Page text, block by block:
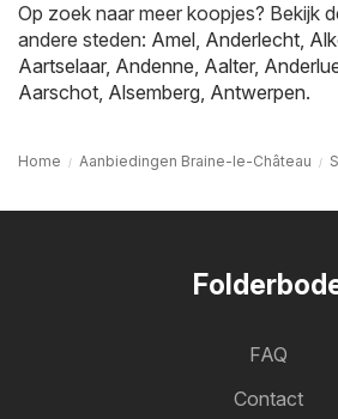
Op zoek naar meer koopjes? Bekijk
andere steden: Amel, Anderlecht,
Aartselaar, Andenne, Aalter,
Aarschot, Alsemberg, Antwerpen.
Home Aanbiedingen Braine-le-Château
FAQ
Contact